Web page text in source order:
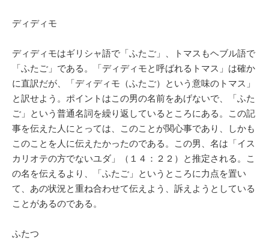
ディディモ
ディディモはギリシャ語で「ふたご」、トマスもヘブル語で
「ふたご」である。「ディディモと呼ばれるトマス」は確か
に直訳だが、「ディディモ（ふたご）という意味のトマス」
と訳せよう。ポイントはこの男の名前をあげないで、「ふた
ご」という普通名詞を繰り返しているところにある。この記
事を伝えた人にとっては、このことが関心事であり、しかも
このことを人に伝えたかったのである。この男、名は「イス
カリオテの方でないユダ」（１４：２２）と推定される。こ
の名を伝えるより、「ふたご」というところに力点を置い
て、あの状況と重ね合わせて伝えよう、訴えようとしている
ことがあるのである。
ふたつ